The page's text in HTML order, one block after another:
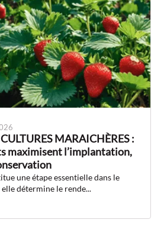
MARAICHÈRES :
maximisent l’implantation,
une étape essentielle dans le
détermine le rende...